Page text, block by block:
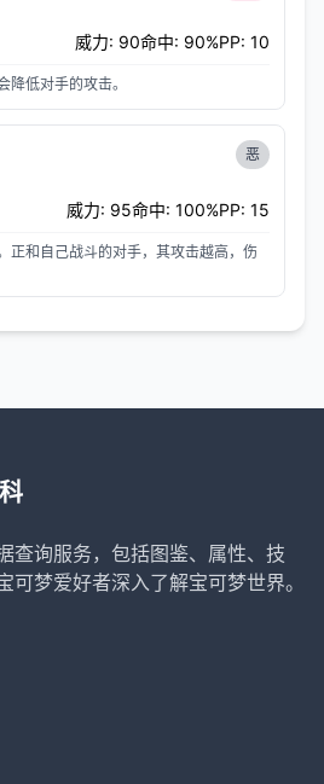
威力: 90命中: 90%PP: 10
降低对手的攻击。
恶
威力: 95命中: 100%PP: 15
正和自己战斗的对手，其攻击越高，伤
查询服务，包括图鉴、属性、技
可梦爱好者深入了解宝可梦世界。